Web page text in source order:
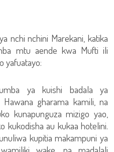
nchi nchini Marekani, katika
mtu aende kwa Mufti ili
yafuatayo:
ya kuishi badala ya
gharama kamili, na
kunapunguza mizigo yao,
kukodisha au kukaa hotelini.
kupitia makampuni ya